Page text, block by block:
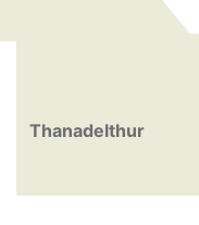
Thanadelthur